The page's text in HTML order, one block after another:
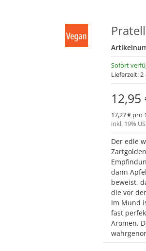
Sofort
Lieferzeit:2
12,95
17,27 € pro
inkl. 19%
Der edle
dann
beweist,
die vor
Im Mund
fast
Aromen.